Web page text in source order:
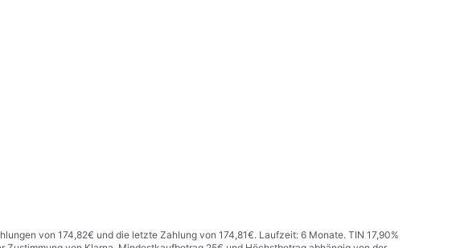
von 174,82€ und die letzte Zahlung von 174,81€. Laufzeit: 6 Monate. TIN 17,90%